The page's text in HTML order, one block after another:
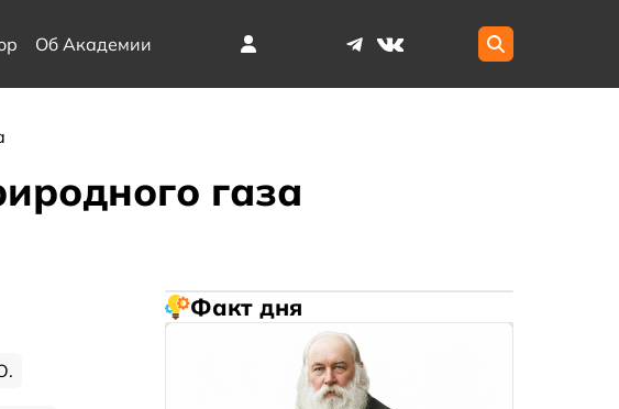
Об Академии
газа
Факт дня